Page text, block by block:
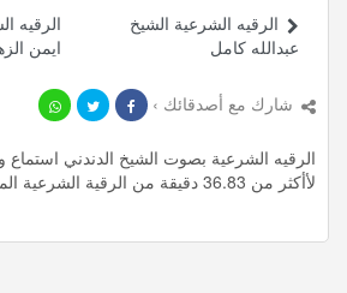
الرقيه
ايمن
الرقيه الشرعية الشيخ
عبدالله كامل
شارك مع أصدقائك ›
لأأكثر من 36.83 دقيقة من الرقية الشرعية المميزة مجانا.